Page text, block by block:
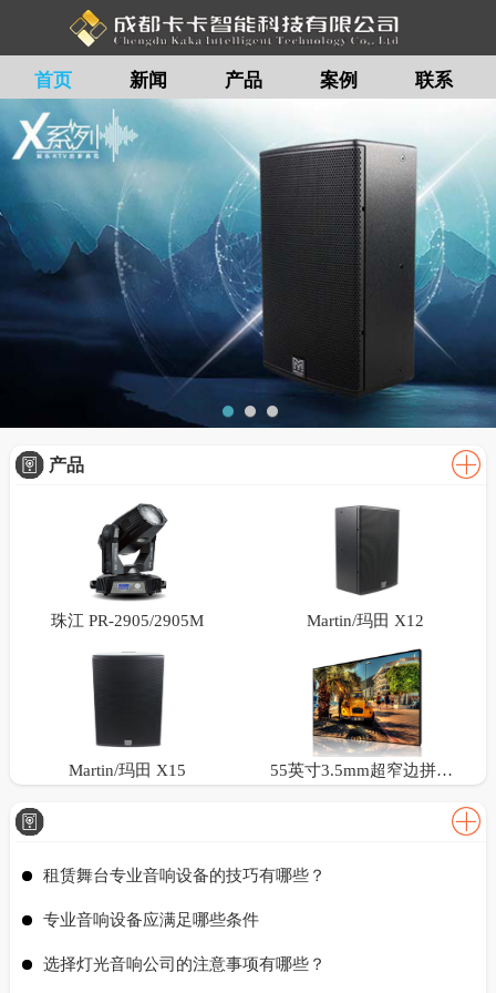
首页 新闻 产品 案例 联系
留言
产品
珠江 PR-2905/2905M Martin/玛田 X12
Martin/玛田 X15 55英寸3.5mm超窄边拼接屏
租赁舞台专业音响设备的技巧有哪些？
专业音响设备应满足哪些条件
选择灯光音响公司的注意事项有哪些？